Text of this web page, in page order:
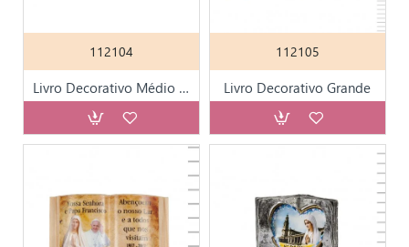
112104
Livro Decorativo Médio 104
112105
Livro Decorativo Grande